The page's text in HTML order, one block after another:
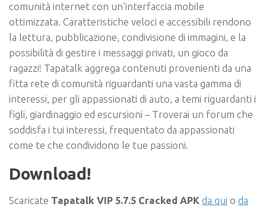
comunità internet con un’interfaccia mobile
ottimizzata. Caratteristiche veloci e accessibili rendono
la lettura, pubblicazione, condivisione di immagini, e la
possibilità di gestire i messaggi privati, un gioco da
ragazzi! Tapatalk aggrega contenuti provenienti da una
fitta rete di comunità riguardanti una vasta gamma di
interessi, per gli appassionati di auto, a temi riguardanti i
figli, giardinaggio ed escursioni – Troverai un forum che
soddisfa i tui interessi, frequentato da appassionati
come te che condividono le tue passioni.
Download!
Scaricate Tapatalk VIP 5.7.5 Cracked APK da qui o da